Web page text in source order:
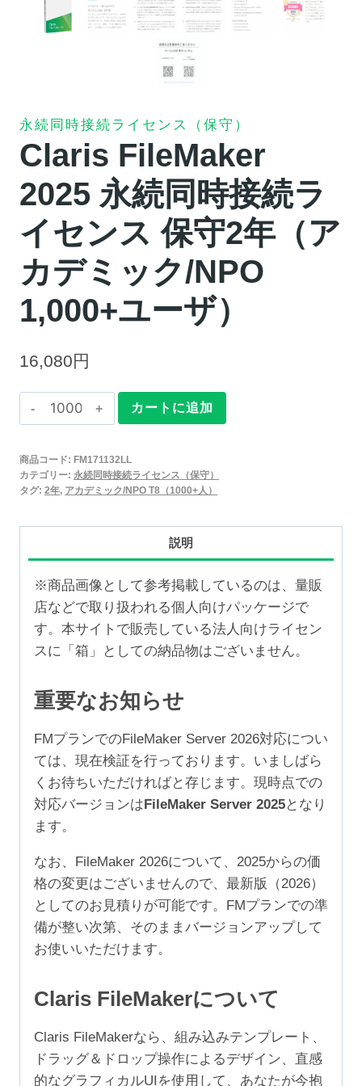
永続同時接続ライセンス（保守）
Claris FileMaker
2025 永続同時接続ラ
イセンス 保守2年（ア
カデミック/NPO
1,000+ユーザ）
16,080円
Claris
FileMaker
永
続
接
続
ラ
イ
セ
ス
保
守
2
年
（ア
カ
ミ
ッ
ク/NPO
1,000+ユ
ー
個
カートに追加
商品コード: FM171132LL
カテゴリー: 永続同時接続ライセンス（保守）
タグ: 2年, アカデミック/NPO T8（1000+人）
説明
※商品画像として参考掲載しているのは、量販
店などで取り扱われる個人向けパッケージで
す。本サイトで販売している法人向けライセン
スに「箱」としての納品物はございません。
重要なお知らせ
FMプランでのFileMaker Server 2026対応につい
ては、現在検証を行っております。いましばら
くお待ちいただければと存じます。現時点での
対応バージョンは FileMaker Server 2025となり
ます。
なお、FileMaker 2026について、2025からの価
格の変更はございませんので、最新版（2026）
としてのお見積りが可能です。FMプランでの準
備が整い次第、そのままバージョンアップして
お使いいただけます。
Claris FileMakerについて
Claris FileMakerなら、組み込みテンプレート、
ドラッグ＆ドロップ操作によるデザイン、直感
的なグラフィカルUIを使用して、あなたが今抱